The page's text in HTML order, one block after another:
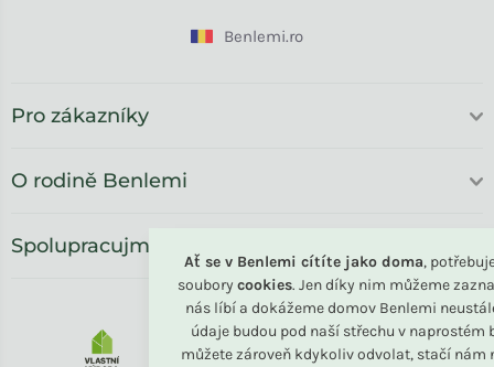
Ať se v Benlemi cítíte jako doma,
soubory cookies. Jen díky nim můžeme
nás líbí a dokážeme domov Benlemi
údaje budou pod naší střechu v naprostém
můžete zároveň kdykoliv odvolat, stačí nám
Benlemi.ro
Pro zákazníky
O rodině Benlemi
Spolupracujme